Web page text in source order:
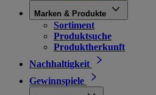
Marken & Produkte
Sortiment
Produktsuche
Produktherkunft
Nachhaltigkeit
Gewinnspiele